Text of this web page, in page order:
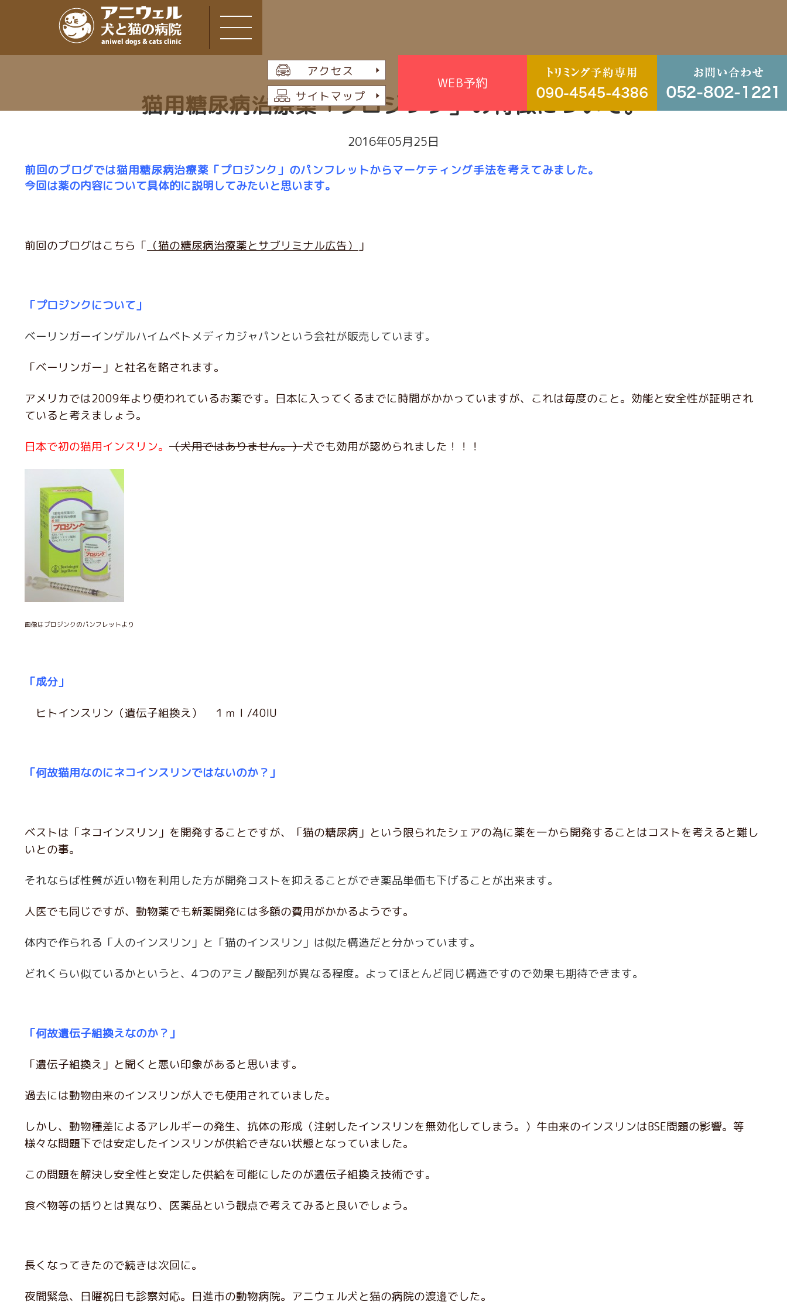
WEB予約
猫用糖尿病治療薬「プロジンク」の特徴について。
2016年05月25日
前回のブログでは猫用糖尿病治療薬「プロジンク」のパンフレットからマーケティング手法を考えてみました。
今回は薬の内容について具体的に説明してみたいと思います。
前回のブログはこちら「 （猫の糖尿病治療薬とサブリミナル広告） 」
「プロジンクについて」
ベーリンガーインゲルハイムベトメディカジャパンという会社が販売しています。
「ベーリンガー」と社名を略されます。
アメリカでは2009年より使われているお薬です。日本に入ってくるまでに時間がかかっていますが、これは毎度のこと。効能と安全性が証明され
ていると考えましょう。
日本で初の猫用インスリン。 （犬用ではありません。）犬でも効用が認められました！！！
画像はプロジンクのパンフレットより
「成分」
ヒトインスリン（遺伝子組換え） １ｍｌ/40IU
「何故猫用なのにネコインスリンではないのか？」
ベストは「ネコインスリン」を開発することですが、「猫の糖尿病」という限られたシェアの為に薬を一から開発することはコストを考えると難し
いとの事。
それならば性質が近い物を利用した方が開発コストを抑えることができ薬品単価も下げることが出来ます。
人医でも同じですが、動物薬でも新薬開発には多額の費用がかかるようです。
体内で作られる「人のインスリン」と「猫のインスリン」は似た構造だと分かっています。
どれくらい似ているかというと、4つのアミノ酸配列が異なる程度。よってほとんど同じ構造ですので効果も期待できます。
「何故遺伝子組換えなのか？」
「遺伝子組換え」と聞くと悪い印象があると思います。
過去には動物由来のインスリンが人でも使用されていました。
しかし、動物種差によるアレルギーの発生、抗体の形成（注射したインスリンを無効化してしまう。）牛由来のインスリンはBSE問題の影響。等
様々な問題下では安定したインスリンが供給できない状態となっていました。
この問題を解決し安全性と安定した供給を可能にしたのが遺伝子組換え技術です。
食べ物等の括りとは異なり、医薬品という観点で考えてみると良いでしょう。
長くなってきたので続きは次回に。
夜間緊急、日曜祝日も診察対応。日進市の動物病院。アニウェル犬と猫の病院の渡邉でした。